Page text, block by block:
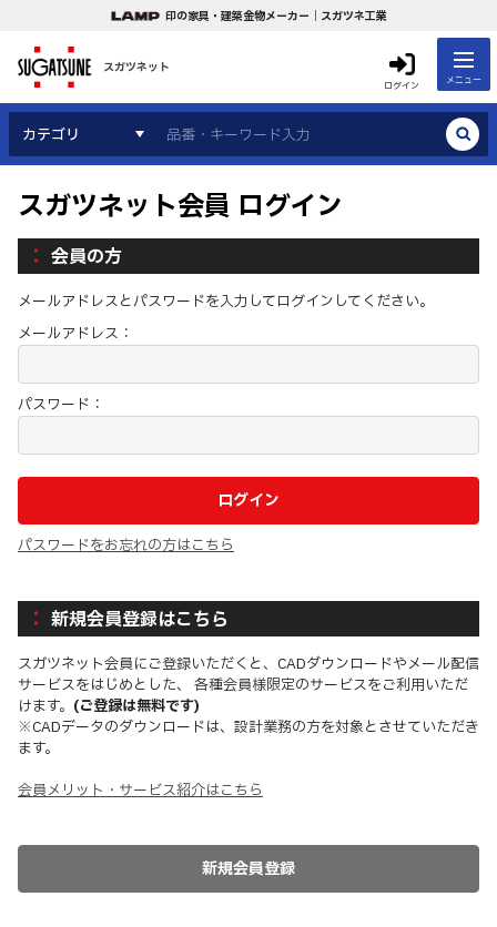
印の家具・建築金物メーカー｜スガツネ工業
スガツネット
ログイン メニュー
カテゴリ
スガツネット会員 ログイン
会員の方
メールアドレスとパスワードを入力してログインしてください。
メールアドレス：
パスワード：
パスワードをお忘れの方はこちら
新規会員登録はこちら
スガツネット会員にご登録いただくと、CADダウンロードやメール配信
サービスをはじめとした、 各種会員様限定のサービスをご利用いただ
けます。 (ご登録は無料です)
※CADデータのダウンロードは、設計業務の方を対象とさせていただき
ます。
会員メリット・サービス紹介はこちら